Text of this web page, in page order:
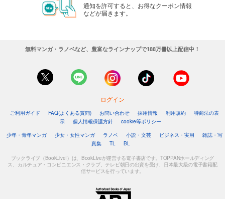
通知を許可すると、お得なクーポン情報
などが届きます。
無料マンガ・ラノベなど、豊富なラインナップで188万冊以上配信中！
ログイン
ご利用ガイド FAQ(よくある質問) お問い合わせ 採用情報 利用規約
特商法の表
示
個人情報保護方針
cookie等ポリシー
少年・青年マンガ
少女・女性マンガ ラノベ 小説・文芸 ビジネス・実用
雑誌・写
真集
TL BL
ブックライブ（BookLive!）は、BookLiveが運営する電子書店です。TOPPANホールディング
ス、カルチュア・コンビニエンス・クラブ、テレビ朝日の出資を受け、日本最大級の電子書籍配
信サービスを行っています。